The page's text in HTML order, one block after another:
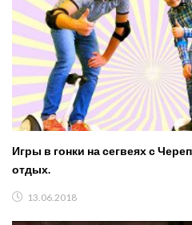
Игры в гонки на сегвеях с
отдых.
13.06.2018